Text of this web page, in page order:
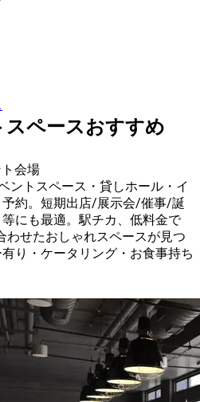
スペースおすすめ
会場
ントスペース・貸しホール・イ
約。短期出店/展示会/催事/誕
にも最適。駅チカ、低料金で
わせたおしゃれスペースが見つ
り・ケータリング・お食事持ち